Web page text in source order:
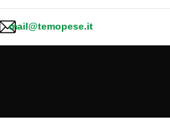
mail@temopese.it